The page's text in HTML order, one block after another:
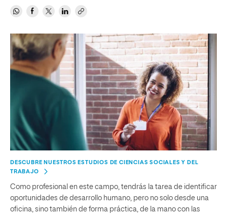
DESCUBRE NUESTROS ESTUDIOS DE CIENCIAS SOCIALES Y DEL
TRABAJO
Como profesional en este campo, tendrás la tarea de identificar
oportunidades de desarrollo humano, pero no solo desde una
oficina, sino también de forma práctica, de la mano con las